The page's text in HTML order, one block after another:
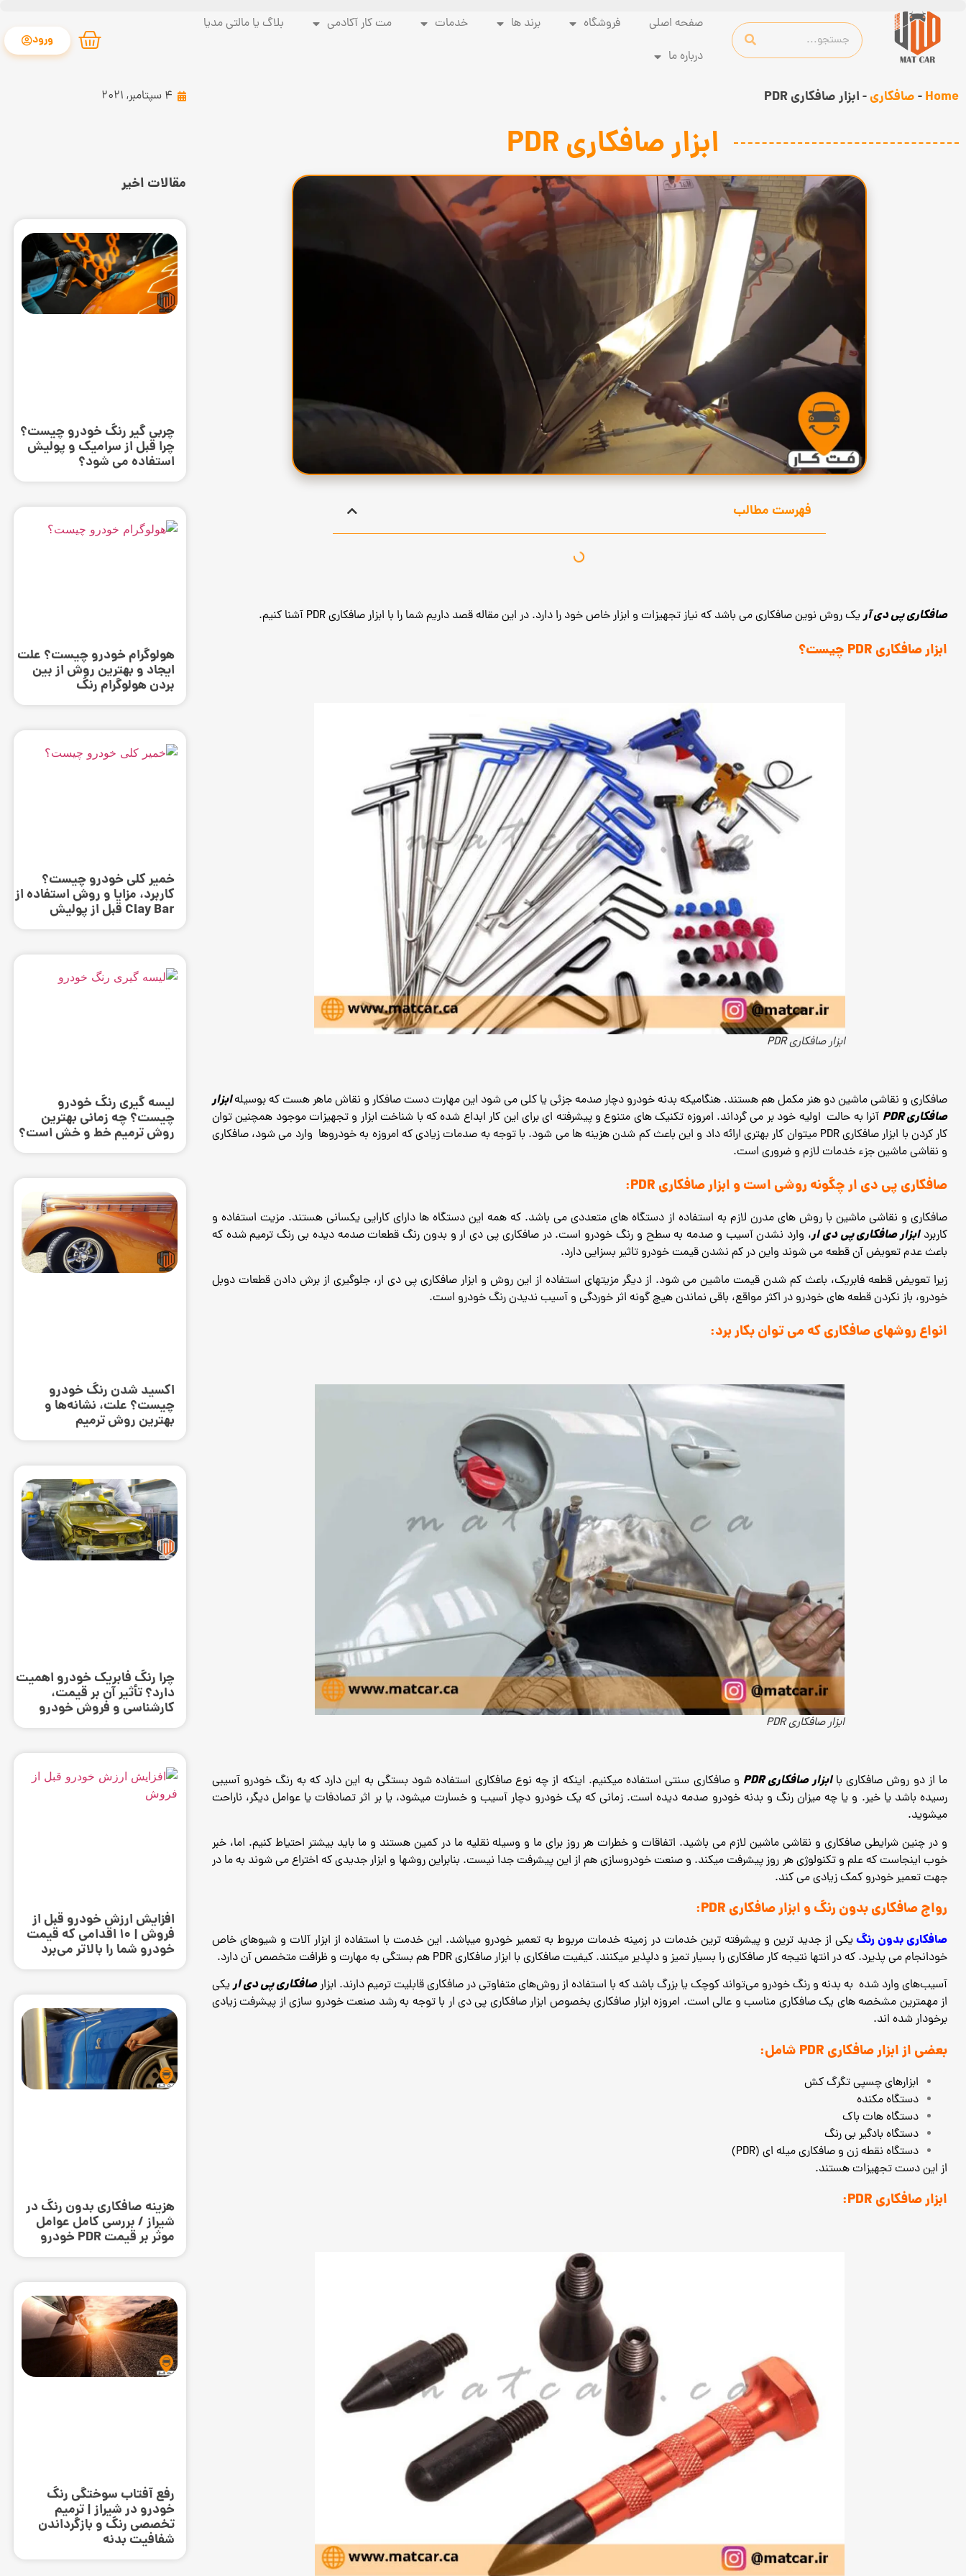
صفحه اصلی فروشگاه برند ها خدمات مت کار آکادمی
بلاگ یا مالتی مدیا
درباره ما
ورود
Home
-صافکاری-ابزار صافکاری PDR 4 سپتامبر, 2021
ابزار صافکاری PDR
فهرست مطالب
صافکاری پی دی آریک روش نوین صافکاری می باشد که نیاز تجهیزات و ابزار خاص خود را دارد. در این مقاله قصد داریم شما را با ابزار صافکاری PDR آشنا کنیم.
ابزار صافکاری PDR چیست؟
ابزار صافکاری PDR
صافکاری و نقاشی ماشین دو هنر مکمل هم هستند. هنگامیکه بدنه خودرو دچار صدمه جزئی یا کلی می شود این مهارت دست صافکار و نقاش ماهر هست که بوسیلهابزار
صافکاری PDR
آنرا به حالت اولیه خود بر می گرداند. امروزه تکنیک های متنوع و پیشرفته ای برای این کار ابداع شده که با شناخت ابزار و تجهیزات موجود همچنین توان
کار کردن با ابزار صافکاری PDR میتوان کار بهتری ارائه داد و این باعث کم شدن هزینه ها می شود.
با توجه به صدمات زیادی که امروزه به خودروها وارد می شود، صافکاری
و نقاشی ماشین جزء خدمات لازم و ضروری است.
صافکاری پی دی ار چگونه روشی است و ابزار صافکاری PDR:
صافکاری و نقاشی ماشین با روش های مدرن لازم به استفاده از دستگاه های متعددی می باشد. که همه این دستگاه ها دارای کارایی یکسانی هستند. مزیت استفاده و
کاربردابزار صافکاری پی دی ار، وارد نشدن آسیب و صدمه به سطح و رنگ خودرو است.در صافکاری پی دی ار و بدون رنگ قطعات صدمه دیده بی رنگ ترمیم شده که
باعث عدم تعویض آن قطعه می شوند واین در کم نشدن قیمت خودرو تاثیر بسزایی دارد.
زیرا تعویض قطعه فابریک، باعث کم شدن قیمت ماشین می شود. از دیگر مزیتهای استفاده از این روش و ابزار صافکاری پی دی ار، جلوگیری از برش دادن قطعات دوبل
خودرو، باز نکردن قطعه های خودرو در اکثر مواقع، باقی نماندن هیچ گونه اثر خوردگی و آسیب ندیدن رنگ خودرو است.
انواع روشهای صافکاری که می توان بکار برد:
ابزار صافکاری PDR
ما از دو روش صافکاری باابزار صافکاری PDR و صافکاری سنتی استفاده میکنیم. اینکه از چه نوع صافکاری استفاده شود بستگی به این دارد که به رنگ خودرو آسیبی
رسیده باشد یا خیر. و یا چه میزان رنگ و بدنه خودرو صدمه دیده است.زمانی که یک خودرو دچار آسیب و خسارت میشود، یا بر اثر تصادفات یا عوامل دیگر، ناراحت
میشوید.
و در چنین شرایطی صافکاری و نقاشی ماشین لازم می باشید. اتفاقات و خطرات هر روز برای ما و وسیله نقلیه ما در کمین هستند و ما باید بیشتر احتیاط کنیم. اما، خبر
خوب اینجاست که علم و تکنولوژی هر روز پیشرفت میکند. و صنعت خودروسازی هم از این پیشرفت جدا نیست. بنابراین روشها و ابزار جدیدی که اختراع می شوند به ما در
جهت تعمیر خودرو کمک زیادی می کند.
رواج صافکاری بدون رنگ و ابزار صافکاری PDR:
صافکاری بدون رنگیکی از جدید ترین و پیشرفته ترین خدمات در زمینه خدمات مربوط به تعمیر خودرو میباشد. این خدمت با استفاده از ابزار آلات و شیوهای خاص
خودانجام می پذیرد. که در انتها نتیجه کار صافکاری را بسیار تمیز و دلپذیر میکنند. کیفیت صافکاری با ابزار صافکاری PDR هم بستگی به مهارت و ظرافت متخصص آن دارد.
آسیب‌های وارد شده به بدنه و رنگ خودرو می‌تواند کوچک یا بزرگ باشد که با استفاده از روش‌های متفاوتی در صافکاری قابلیت ترمیم دارند. ابزارصافکاری پی دی اریکی
از مهمترین مشخصه های یک صافکاری مناسب و عالی است. امروزه ابزار صافکاری بخصوص ابزار صافکاری پی دی ار با توجه به رشد صنعت خودرو سازی از پیشرفت زیادی
برخودار شده اند.
بعضی از ابزار صافکاری PDR شامل:
ابزارهای چسپی تگرگ کش
دستگاه مکنده
دستگاه هات باک
دستگاه بادگیر بی رنگ
دستگاه نقطه زن و صافکاری میله ای (PDR)
از این دست تجهیزات هستند.
ابزار صافکاری PDR:
مقالات اخیر
چربی گیر رنگ خودرو چیست؟
چرا قبل از سرامیک و پولیش
استفاده می ‌شود؟
هولوگرام خودرو چیست؟ علت
ایجاد و بهترین روش از بین
بردن هولوگرام رنگ
خمیر کلی خودرو چیست؟
کاربرد، مزایا و روش استفاده از
Clay Bar قبل از پولیش
لیسه گیری رنگ خودرو
چیست؟ چه زمانی بهترین
روش ترمیم خط و خش است؟
اکسید شدن رنگ خودرو
چیست؟ علت، نشانه‌ها و
بهترین روش ترمیم
چرا رنگ فابریک خودرو اهمیت
دارد؟ تأثیر آن بر قیمت،
کارشناسی و فروش خودرو
افزایش ارزش خودرو قبل از
فروش | ۱۰ اقدامی که قیمت
خودرو شما را بالاتر می‌برد
هزینه صافکاری بدون رنگ در
شیراز / بررسی کامل عوامل
موثر بر قیمت PDR خودرو
رفع آفتاب سوختگی رنگ
خودرو در شیراز | ترمیم
تخصصی رنگ و بازگرداندن
شفافیت بدنه